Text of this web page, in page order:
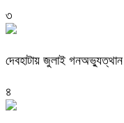
৩
দেবহাটায় জুলাই
৪